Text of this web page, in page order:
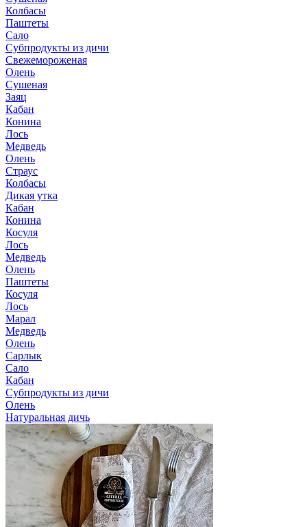
Колбасы
Паштеты
Сало
Субпродукты из дичи
Свежемороженая
Олень
Сушеная
Заяц
Кабан
Конина
Лось
Медведь
Олень
Страус
Колбасы
Дикая утка
Кабан
Конина
Косуля
Лось
Медведь
Олень
Паштеты
Косуля
Лось
Марал
Медведь
Олень
Сарлык
Сало
Кабан
Субпродукты из дичи
Олень
Натуральная дичь